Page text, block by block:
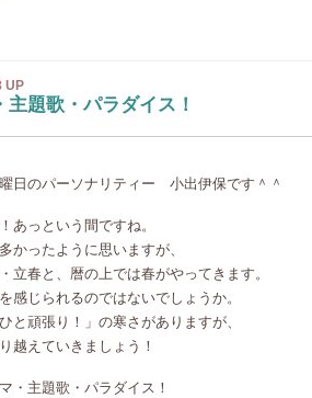
UP
主題歌・パラダイス！
日のパーソナリティー 小出伊保です＾＾
あっという間ですね。
かったように思いますが、
立春と、暦の上では春がやってきます。
感じられるのではないでしょうか。
と頑張り！」の寒さがありますが、
越えていきましょう！
主題歌・パラダイス！